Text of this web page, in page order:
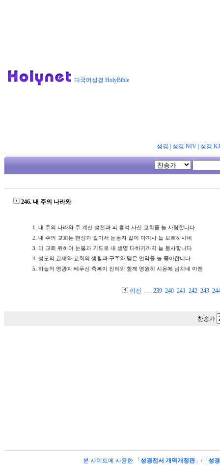
다국어성경 HolyBible
성경 성경 NIV| 성경
246. 내 주의 나라와
1. 내 주의 나라와 주 계신 성전과 피 흘려 사신 교회를 늘 사랑합니다
2. 내 주의 교회는 천성과 같아서 눈동자 같이 아끼사 늘 보호하시네
3. 이 교회 위하여 눈물과 기도로 내 생명 다하기까지 늘 봉사합니다
4. 성도의 교제와 교회의 생활과 구주와 맺은 언약을 늘 좋아합니다
5. 하늘의 영광과 베푸신 축복이 진리와 함께 영원히 시온에 넘치네 아멘
이전 . . . 239 240 241 242 243
찬송가
본 사이트에 사용한 「 성경전서 개역개정판」/「 성